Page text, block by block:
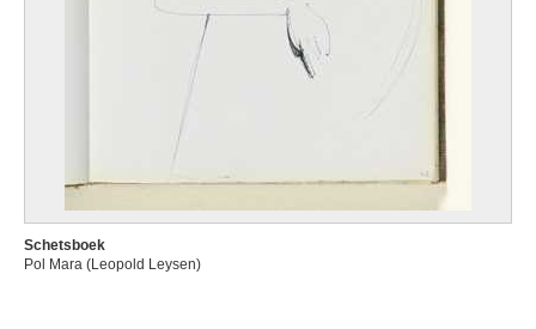
Schetsboek
Pol Mara (Leopold Leysen)